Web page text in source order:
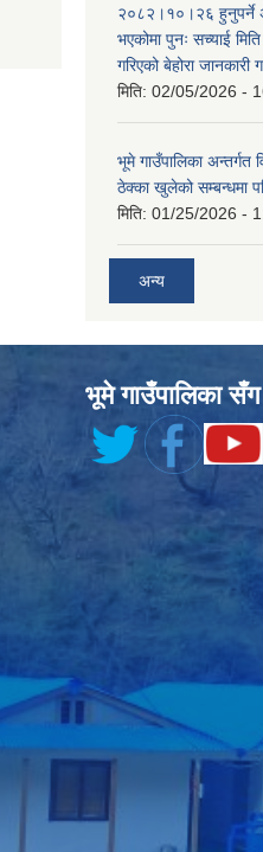
२०८२।१०।२६ हुनुपर्ने
भएकोमा पुनः सच्याई
गरिएको बेहोरा जानकारी
मिति: 02/05/2026 -
भूमे गाउँपालिका
ठेक्का खुलेको सम्बन्धमा
मिति: 01/25/2026 -
अन्य
भूमे गाउँपालिका